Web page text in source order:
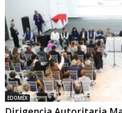
EDOMÉX